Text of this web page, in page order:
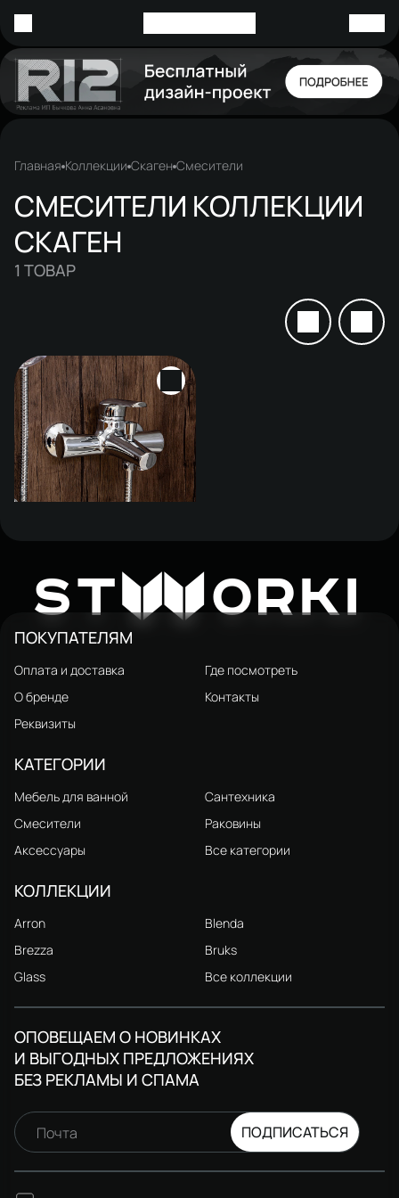
Главная Коллекции Скаген Смесители
СМЕСИТЕЛИ КОЛЛЕКЦИИ
СКАГЕН
1 ТОВАР
STWORKI Скаген SK-06cr
глянцевый хром, латунь,
современный
5 396 ₽
STW ORKI
ПОКУПАТЕЛЯМ
Оплата и доставка
Где посмотреть
О бренде
Контакты
Реквизиты
КАТЕГОРИИ
Мебель для ванной
Сантехника
Смесители
Раковины
Аксессуары
Все категории
КОЛЛЕКЦИИ
Arron
Blenda
Brezza
Bruks
Glass
Все коллекции
ОПОВЕЩАЕМ О НОВИНКАХ
И ВЫГОДНЫХ ПРЕДЛОЖЕНИЯХ
БЕЗ РЕКЛАМЫ И СПАМА
Почта ПОДПИСАТЬСЯ